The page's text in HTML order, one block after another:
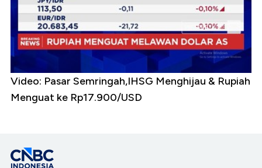
Video: Pasar Semringah,IHSG Menghijau & Rupiah
Menguat ke Rp17.900/USD